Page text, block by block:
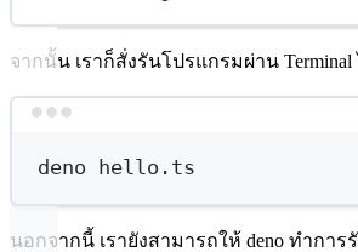
จากนั้น เราก็สั่งรันโปรแกรมผ่าน
deno hello.ts
นอกจากนี้ เรายังสามารถให้ deno ทำการ